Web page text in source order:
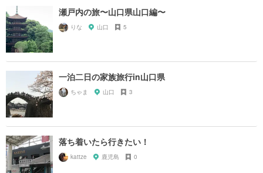
瀬戸内の旅〜山口県山口編〜
りな 山口 5
一泊二日の家族旅行in山口県
ちゃま 山口 3
落ち着いたら行きたい！
kattze 鹿児島 0